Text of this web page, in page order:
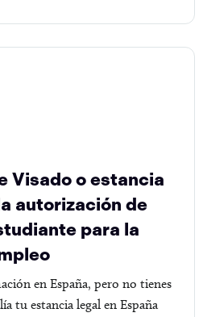
Visado o estancia
autorización de
para la
en España, pero no tienes
tu estancia legal en España